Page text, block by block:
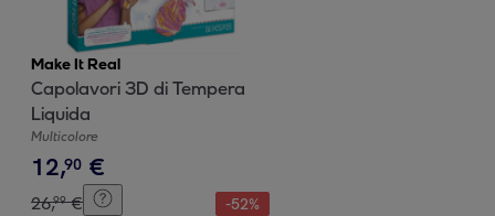
Make It Real
Capolavori 3D di Tempera
Liquida
Multicolore
12,90 €
26,99 € -52%